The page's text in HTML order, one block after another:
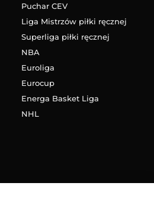
Puchar CEV
Liga Mistrzów piłki ręcznej
Superliga piłki ręcznej
NBA
Euroliga
Eurocup
Energa Basket Liga
NHL